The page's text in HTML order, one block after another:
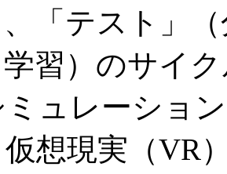
、「テスト」
学習）のサイ
ュレーショ
仮想現実（VR